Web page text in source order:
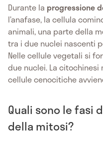
Durante la progressione
l’anafase, la cellula
animali, una parte della
tra i due nuclei nascenti
Nelle cellule vegetali si
due nuclei. La citochinesi
cellule cenocitiche
Quali sono le fasi
della mitosi?